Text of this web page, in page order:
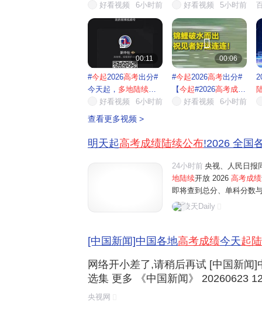
名！】今...
好看视频 6小时前
好看视频
5小时前

00:11
#今起2026高考出分#
今天起， 多地陆续公
高...
好看视频 6小时前

00:06
#今起2026高考出分#
【今起#2026高考成绩
陆续...
好看视频 6小时前
查看更多视频 >
明天起高考成绩陆续公布!2026 全国
24小时前 央视、人民日报
地陆续开放 2026 高考成绩
即将查到总分、单科分数
入口、出分后关键操作，
凌天Daily
[中国新闻]中国各地高考成绩今天起
网络开小差了,请稍后再试 [中国新闻]
选集 更多 《中国新闻》 20260623
00 《中国新闻》 20260623 07:00
央视网